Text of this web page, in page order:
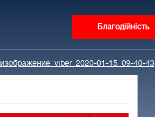
Благодійність
изображение_viber_2020-01-15_09-40-43